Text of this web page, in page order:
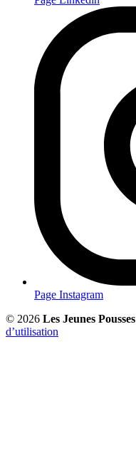
Page Instagram
© 2026 Les Jeunes Pousses
d’utilisation